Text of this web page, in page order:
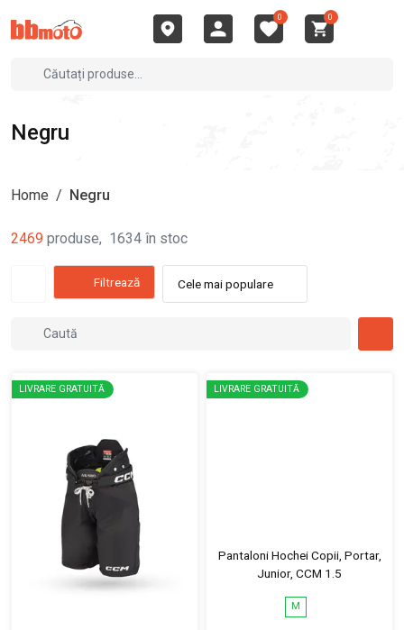
0 0
Negru
Home / Negru
2469 produse, 1634 în stoc
Filtrează Cele mai populare
LIVRARE GRATUITĂ LIVRARE GRATUITĂ
Pantaloni Hochei Copii, Portar,
Junior, CCM 1.5
M